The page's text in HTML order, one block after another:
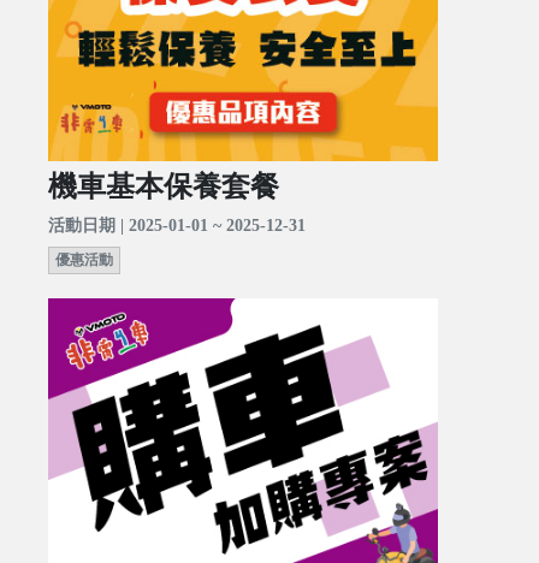
機車基本保養套餐
活動日期 | 2025-01-01 ~ 2025-12-31
優惠活動